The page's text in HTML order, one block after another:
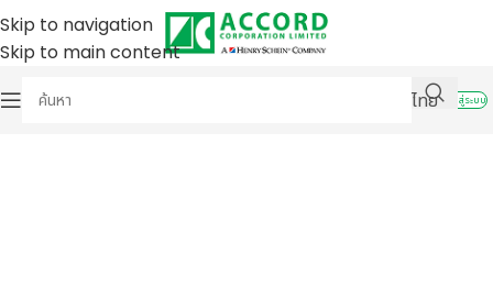
Skip to navigation
Skip to main content
ไทย
เข้าสู่ระบบ